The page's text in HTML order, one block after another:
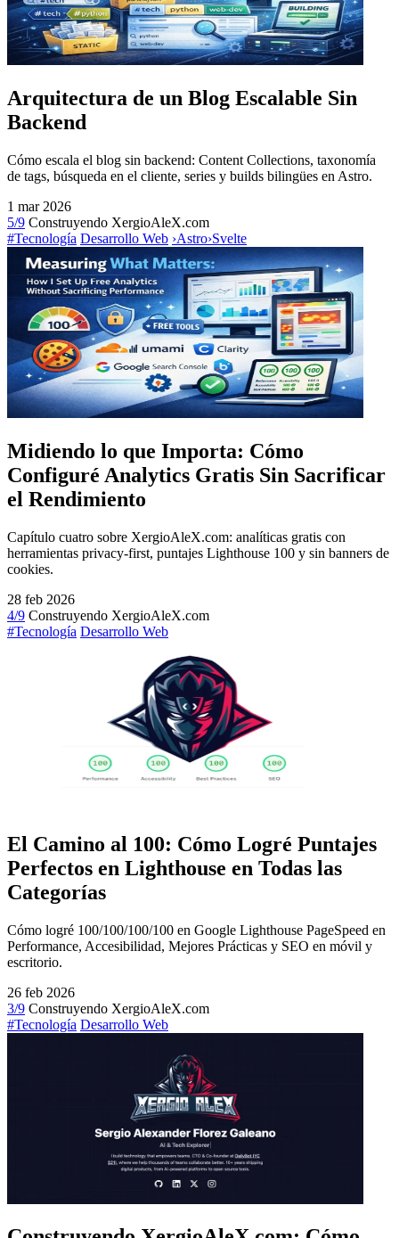
Arquitectura de un Blog Escalable Sin
Backend
Cómo escala el blog sin backend: Content Collections, taxonomía
de tags, búsqueda en el cliente, series y builds bilingües en Astro.
1 mar 2026
5/9 Construyendo XergioAleX.com
#Tecnología Desarrollo Web ›Astro›Svelte
Midiendo lo que Importa: Cómo
Configuré Analytics Gratis Sin Sacrificar
el Rendimiento
Capítulo cuatro sobre XergioAleX.com: analíticas gratis con
herramientas privacy-first, puntajes Lighthouse 100 y sin banners de
cookies.
28 feb 2026
4/9 Construyendo XergioAleX.com
#Tecnología Desarrollo Web
El Camino al 100: Cómo Logré Puntajes
Perfectos en Lighthouse en Todas las
Categorías
Cómo logré 100/100/100/100 en Google Lighthouse PageSpeed en
Performance, Accesibilidad, Mejores Prácticas y SEO en móvil y
escritorio.
26 feb 2026
3/9 Construyendo XergioAleX.com
#Tecnología Desarrollo Web